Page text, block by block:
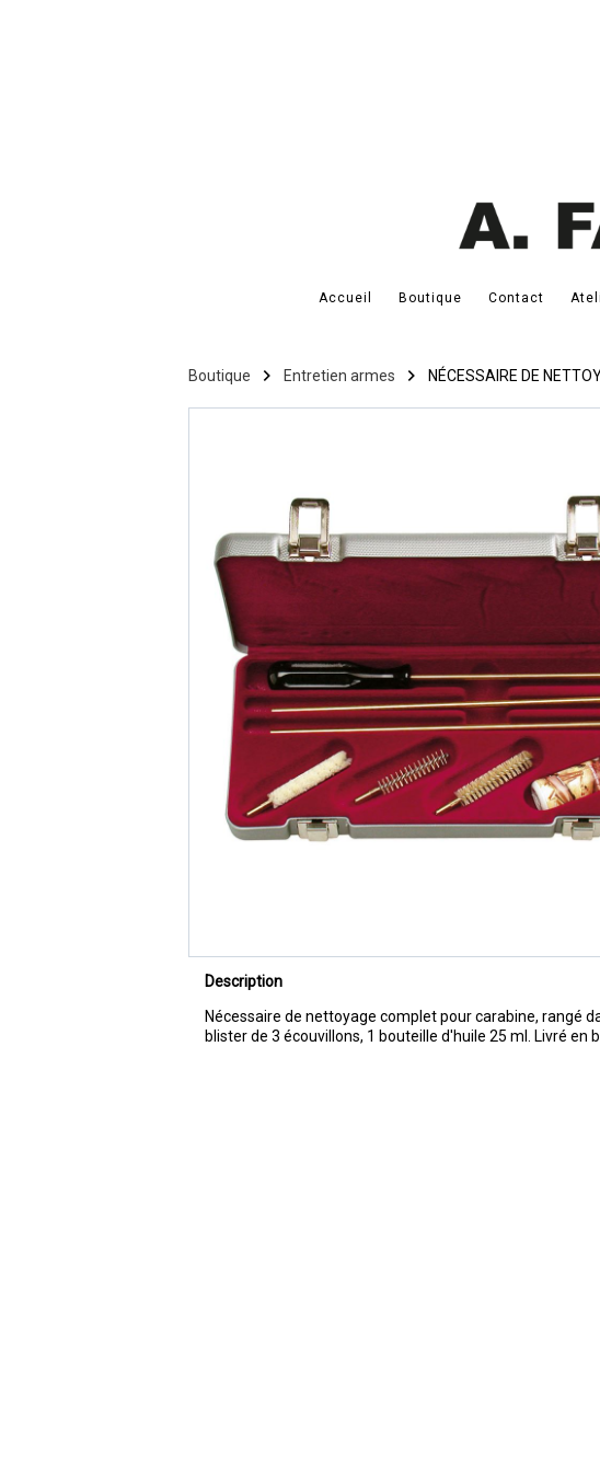
Accueil Boutique Contact
Boutique Entretien armes NÉCESSAIRE DE
Description
Nécessaire de nettoyage complet pour carabine, rangé
blister de 3 écouvillons, 1 bouteille d'huile 25 ml. Livré en